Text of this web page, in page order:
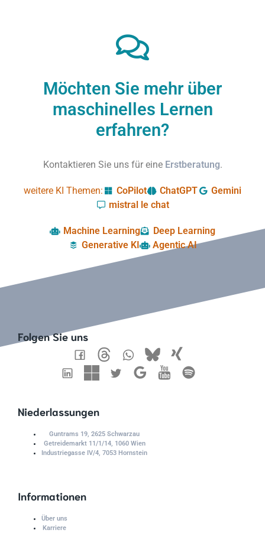
Möchten Sie mehr über
maschinelles Lernen
erfahren?​
Kontaktieren Sie uns für eine Erstberatung.
weitere KI Themen: CoPilot ChatGPT
Gemini
mistral le chat
Machine Learning
Deep Learning
Generative KI
Agentic AI
Folgen Sie uns
Niederlassungen
Guntrams 19, 2625 Schwarzau
Getreidemarkt 11/1/14, 1060 Wien
Industriegasse IV/4, 7053 Hornstein
Informationen
Über uns
Karriere